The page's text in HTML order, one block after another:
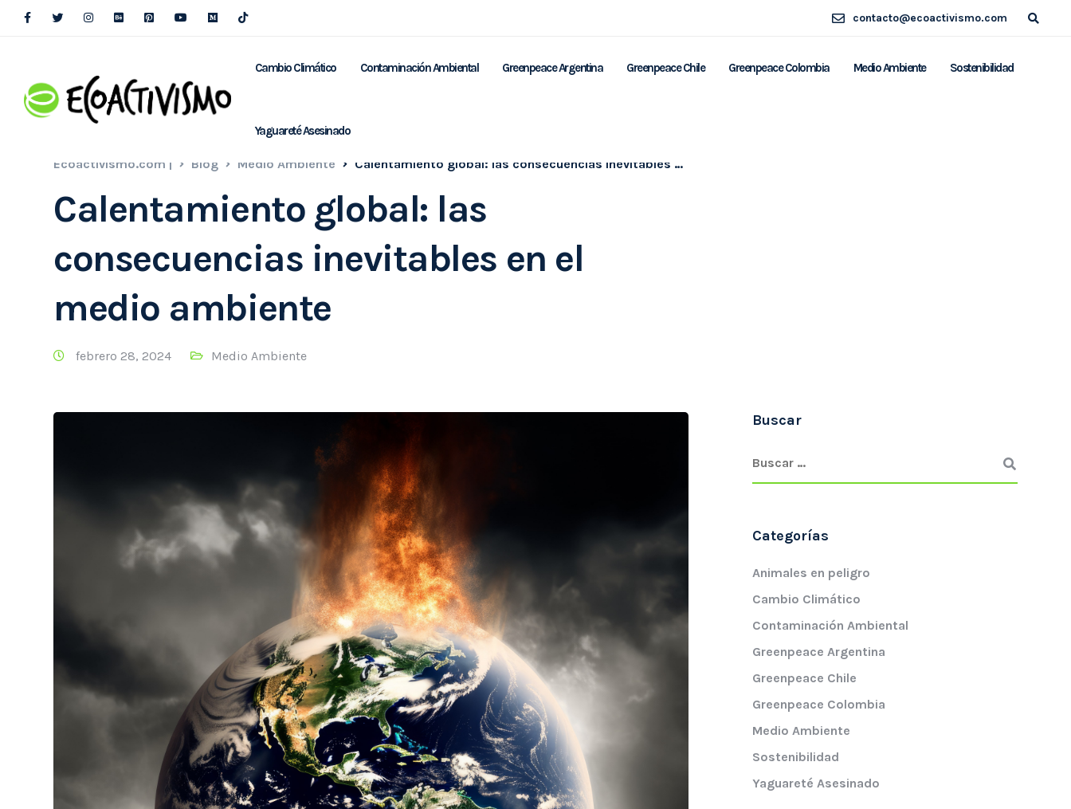
contacto@ecoactivismo.com
Cambio Climático Contaminación Ambiental Greenpeace Argentina Greenpeace Chile Greenpeace Colombia Medio Ambiente Sostenibilidad
Yaguareté Asesinado
Ecoactivismo.com | Blog Medio Ambiente Calentamiento global: las consecuencias inevitables en el medio ambiente
Calentamiento global: las
consecuencias inevitables en el
medio ambiente
febrero 28, 2024 Medio Ambiente
Buscar
Categorías
Animales en peligro
Cambio Climático
Contaminación Ambiental
Greenpeace Argentina
Greenpeace Chile
Greenpeace Colombia
Medio Ambiente
Sostenibilidad
Yaguareté Asesinado